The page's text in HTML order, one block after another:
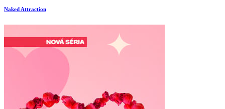
Naked Attraction